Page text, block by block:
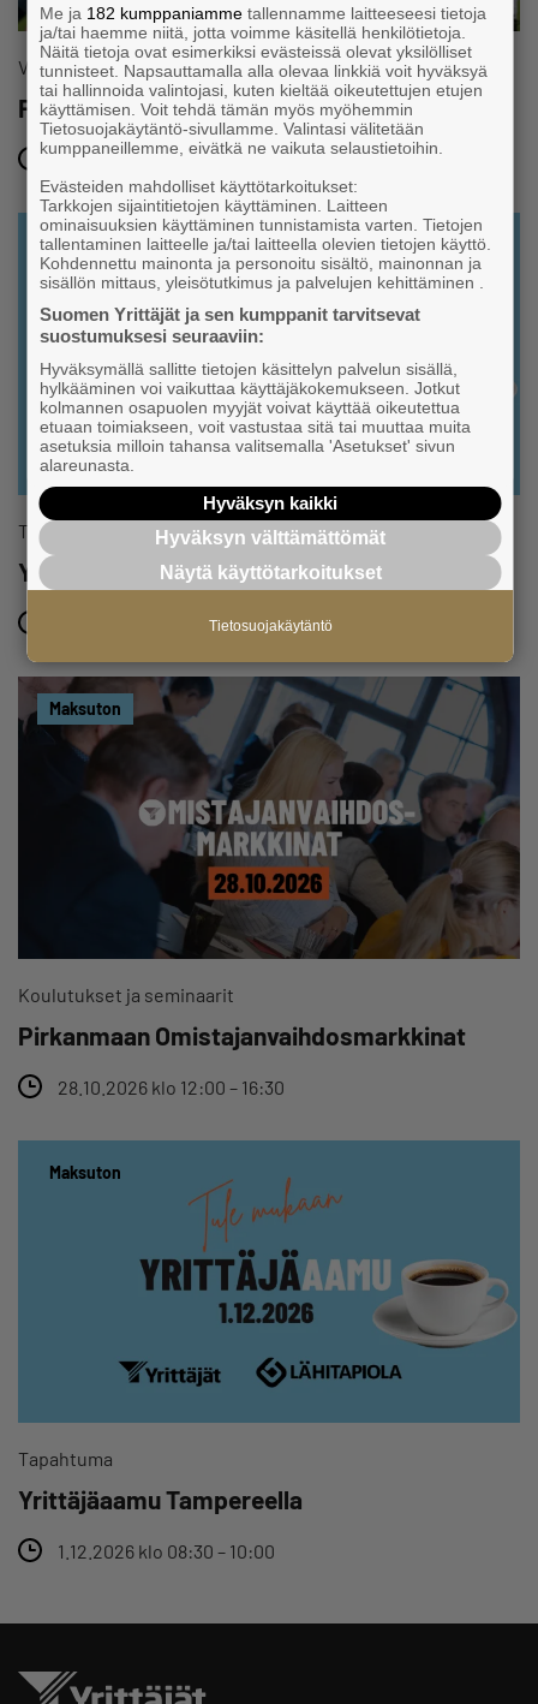
Vapaa-aika ja juhlat
FC Haka VIP-ottelu
18.9.2026 klo 16:45 – 20:30
Maksuton
Tapahtuma
Yrittäjäaamu Tampereella
22.10.2026 klo 08:30 – 10:00
Maksuton
Koulutukset ja seminaarit
Pirkanmaan Omistajanvaihdosmarkkinat
28.10.2026 klo 12:00 – 16:30
Maksuton
Tapahtuma
Yrittäjäaamu Tampereella
1.12.2026 klo 08:30 – 10:00
Me ja 182 kumppaniammetallennamme laitteeseesi tietoja
ja/tai haemme niitä, jotta voimme käsitellä henkilötietoja.
Näitä tietoja ovat esimerkiksi evästeissä olevat yksilölliset
tunnisteet. Napsauttamalla alla olevaa linkkiä voit hyväksyä
tai hallinnoida valintojasi, kuten kieltää oikeutettujen etujen
käyttämisen. Voit tehdä tämän myös myöhemmin
Tietosuojakäytäntö-sivullamme. Valintasi välitetään
kumppaneillemme, eivätkä ne vaikuta selaustietoihin.
Evästeiden mahdolliset käyttötarkoitukset:
Tarkkojen sijaintitietojen käyttäminen. Laitteen
ominaisuuksien käyttäminen tunnistamista varten. Tietojen
tallentaminen laitteelle ja/tai laitteella olevien tietojen käyttö.
Kohdennettu mainonta ja personoitu sisältö, mainonnan ja
sisällön mittaus, yleisötutkimus ja palvelujen kehittäminen .
Suomen Yrittäjät ja sen kumppanit tarvitsevat
suostumuksesi seuraaviin:
Hyväksymällä sallitte tietojen käsittelyn palvelun sisällä,
hylkääminen voi vaikuttaa käyttäjäkokemukseen. Jotkut
kolmannen osapuolen myyjät voivat käyttää oikeutettua
etuaan toimiakseen, voit vastustaa sitä tai muuttaa muita
asetuksia milloin tahansa valitsemalla 'Asetukset' sivun
alareunasta.
Hyväksyn kaikki
Hyväksyn välttämättömät
Näytä käyttötarkoitukset
Tietosuojakäytäntö